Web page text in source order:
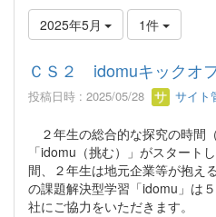
2025年5月 1件
ＣＳ２ idomuキックオ
投稿日時 : 2025/05/28 サイト
２年生の総合的な探究の時間
「idomu（挑む）」がスタート
間、２年生は地元企業等が抱え
の課題解決型学習「idomu」は
社にご協力をいただきます。